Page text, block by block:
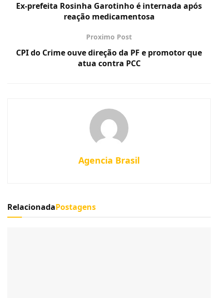
Ex-prefeita Rosinha Garotinho é internada após
reação medicamentosa
Proximo Post
CPI do Crime ouve direção da PF e promotor que
atua contra PCC
Agencia Brasil
RelacionadaPostagens